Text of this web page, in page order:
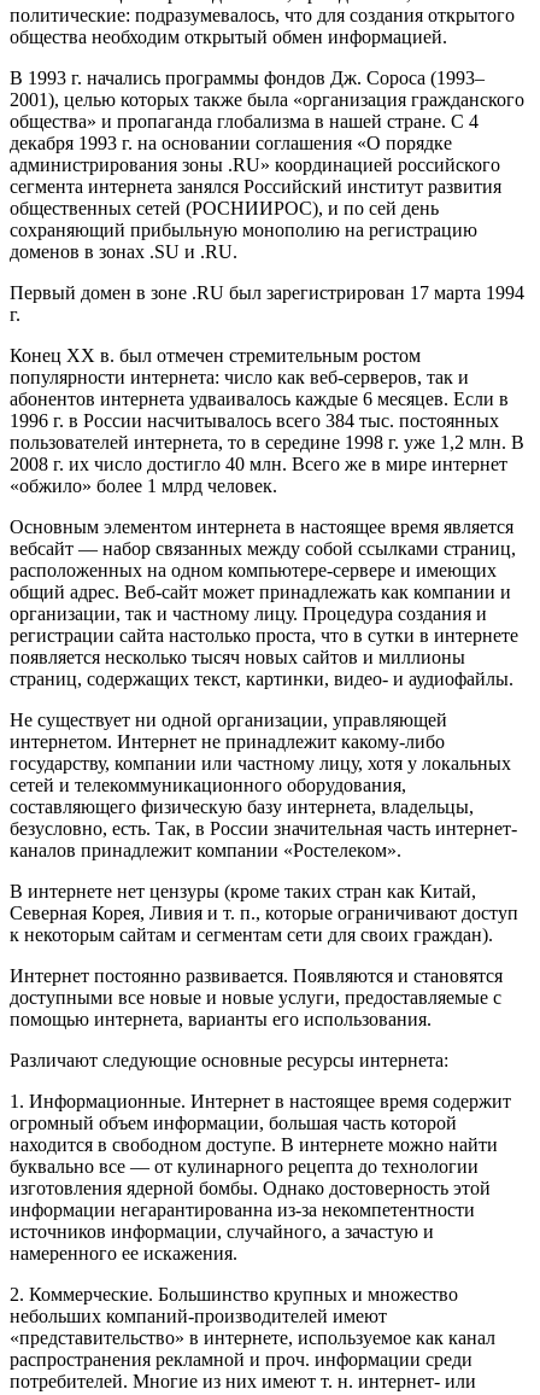
политические: подразумевалось, что для создания открытого
общества необходим открытый обмен информацией.
В 1993 г. начались программы фондов Дж. Сороса (1993–
2001), целью которых также была «организация гражданского
общества» и пропаганда глобализма в нашей стране. С 4
декабря 1993 г. на основании соглашения «О порядке
администрирования зоны .RU» координацией российского
сегмента интернета занялся Российский институт развития
общественных сетей (РОСНИИРОС), и по сей день
сохраняющий прибыльную монополию на регистрацию
доменов в зонах .SU и .RU.
Первый домен в зоне .RU был зарегистрирован 17 марта 1994
г.
Конец XX в. был отмечен стремительным ростом
популярности интернета: число как веб-серверов, так и
абонентов интернета удваивалось каждые 6 месяцев. Если в
1996 г. в России насчитывалось всего 384 тыс. постоянных
пользователей интернета, то в середине 1998 г. уже 1,2 млн. В
2008 г. их число достигло 40 млн. Всего же в мире интернет
«обжило» более 1 млрд человек.
Основным элементом интернета в настоящее время является
вебсайт — набор связанных между собой ссылками страниц,
расположенных на одном компьютере-сервере и имеющих
общий адрес. Веб-сайт может принадлежать как компании и
организации, так и частному лицу. Процедура создания и
регистрации сайта настолько проста, что в сутки в интернете
появляется несколько тысяч новых сайтов и миллионы
страниц, содержащих текст, картинки, видео- и аудиофайлы.
Не существует ни одной организации, управляющей
интернетом. Интернет не принадлежит какому-либо
государству, компании или частному лицу, хотя у локальных
сетей и телекоммуникационного оборудования,
составляющего физическую базу интернета, владельцы,
безусловно, есть. Так, в России значительная часть интернет-
каналов принадлежит компании «Ростелеком».
В интернете нет цензуры (кроме таких стран как Китай,
Северная Корея, Ливия и т. п., которые ограничивают доступ
к некоторым сайтам и сегментам сети для своих граждан).
Интернет постоянно развивается. Появляются и становятся
доступными все новые и новые услуги, предоставляемые с
помощью интернета, варианты его использования.
Различают следующие основные ресурсы интернета:
1. Информационные. Интернет в настоящее время содержит
огромный объем информации, большая часть которой
находится в свободном доступе. В интернете можно найти
буквально все — от кулинарного рецепта до технологии
изготовления ядерной бомбы. Однако достоверность этой
информации негарантированна из-за некомпетентности
источников информации, случайного, а зачастую и
намеренного ее искажения.
2. Коммерческие. Большинство крупных и множество
небольших компаний-производителей имеют
«представительство» в интернете, используемое как канал
распространения рекламной и проч. информации среди
потребителей. Многие из них имеют т. н. интернет- или